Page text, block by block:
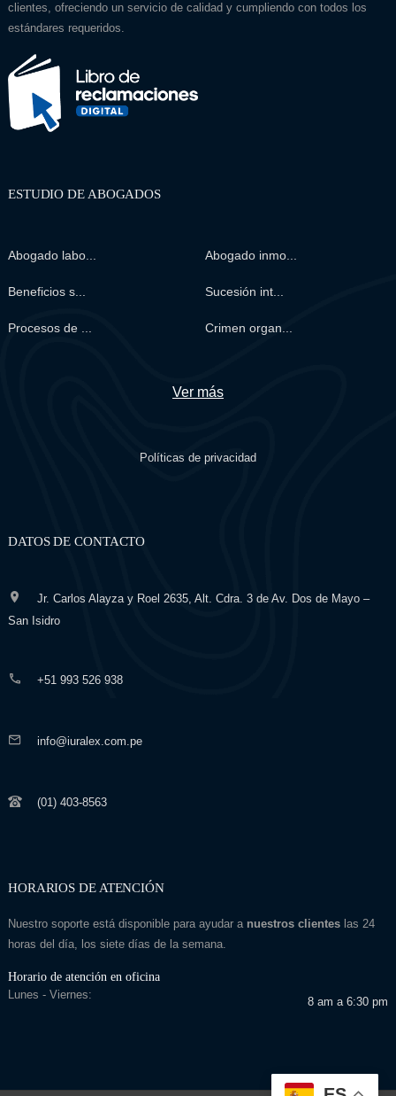
clientes, ofreciendo un servicio de calidad y cumpliendo con todos los
estándares requeridos.
ESTUDIO DE ABOGADOS
Abogado labo... Abogado inmo...
Beneficios s... Sucesión int...
Procesos de ... Crimen organ...
Ver más
Políticas de privacidad
DATOS DE CONTACTO
Jr. Carlos Alayza y Roel 2635, Alt. Cdra. 3 de Av. Dos de Mayo –
San Isidro
+51 993 526 938
info@iuralex.com.pe
(01) 403-8563
HORARIOS DE ATENCIÓN
Nuestro soporte está disponible para ayudar a nuestros clienteslas 24
horas del día, los siete días de la semana.
Horario de atención en oficina
Lunes - Viernes:
8 am a 6:30 pm